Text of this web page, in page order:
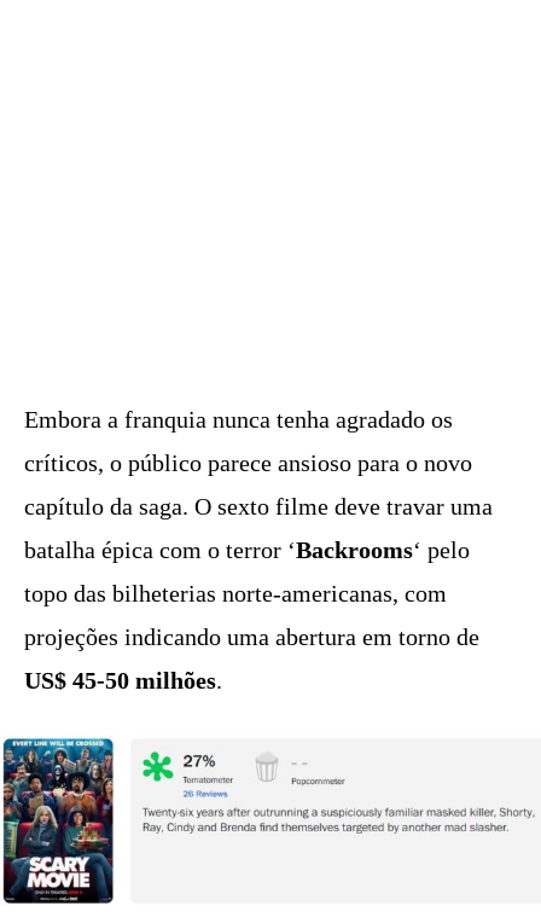
Embora a franquia nunca tenha agradado os
críticos, o público parece ansioso para o novo
capítulo da saga. O sexto filme deve travar uma
batalha épica com o terror ‘Backrooms‘ pelo
topo das bilheterias norte-americanas, com
projeções indicando uma abertura em torno de
US$ 45-50 milhões.